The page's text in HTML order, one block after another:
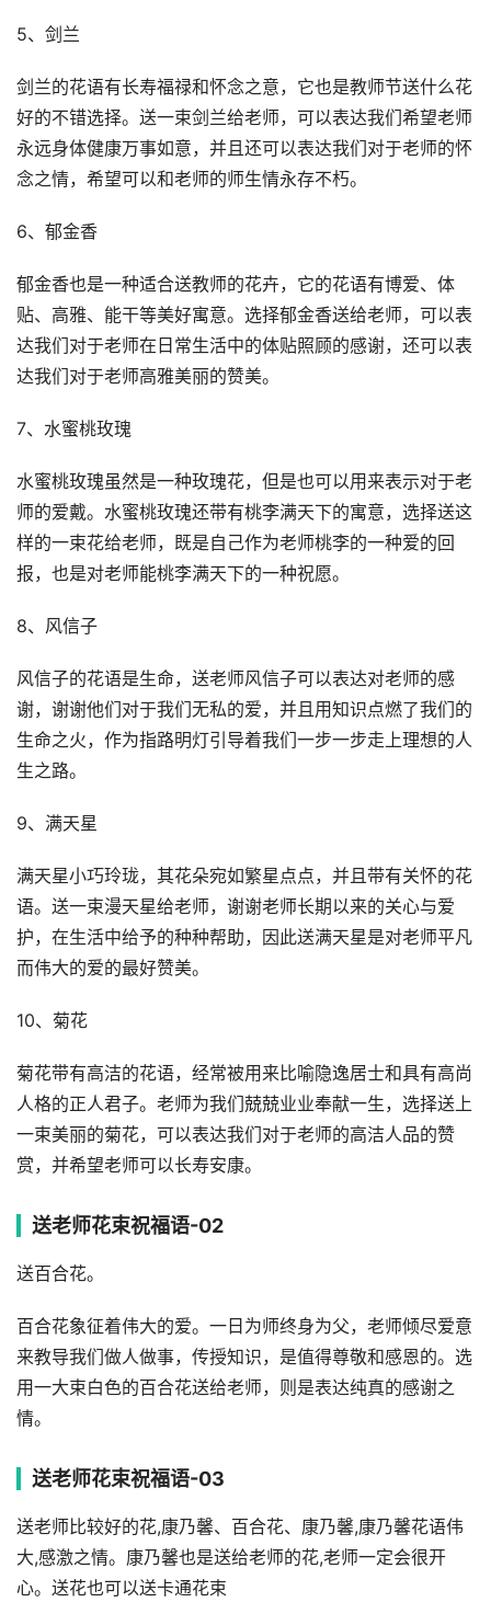
5、剑兰
剑兰的花语有长寿福禄和怀念之意，它也是教师节送什么花
好的不错选择。送一束剑兰给老师，可以表达我们希望老师
永远身体健康万事如意，并且还可以表达我们对于老师的怀
念之情，希望可以和老师的师生情永存不朽。
6、郁金香
郁金香也是一种适合送教师的花卉，它的花语有博爱、体
贴、高雅、能干等美好寓意。选择郁金香送给老师，可以表
达我们对于老师在日常生活中的体贴照顾的感谢，还可以表
达我们对于老师高雅美丽的赞美。
7、水蜜桃玫瑰
水蜜桃玫瑰虽然是一种玫瑰花，但是也可以用来表示对于老
师的爱戴。水蜜桃玫瑰还带有桃李满天下的寓意，选择送这
样的一束花给老师，既是自己作为老师桃李的一种爱的回
报，也是对老师能桃李满天下的一种祝愿。
8、风信子
风信子的花语是生命，送老师风信子可以表达对老师的感
谢，谢谢他们对于我们无私的爱，并且用知识点燃了我们的
生命之火，作为指路明灯引导着我们一步一步走上理想的人
生之路。
9、满天星
满天星小巧玲珑，其花朵宛如繁星点点，并且带有关怀的花
语。送一束漫天星给老师，谢谢老师长期以来的关心与爱
护，在生活中给予的种种帮助，因此送满天星是对老师平凡
而伟大的爱的最好赞美。
10、菊花
菊花带有高洁的花语，经常被用来比喻隐逸居士和具有高尚
人格的正人君子。老师为我们兢兢业业奉献一生，选择送上
一束美丽的菊花，可以表达我们对于老师的高洁人品的赞
赏，并希望老师可以长寿安康。
送老师花束祝福语-02
送百合花。
百合花象征着伟大的爱。一日为师终身为父，老师倾尽爱意
来教导我们做人做事，传授知识，是值得尊敬和感恩的。选
用一大束白色的百合花送给老师，则是表达纯真的感谢之
情。
送老师花束祝福语-03
送老师比较好的花,康乃馨、百合花、康乃馨,康乃馨花语伟
大,感激之情。康乃馨也是送给老师的花,老师一定会很开
心。送花也可以送卡通花束